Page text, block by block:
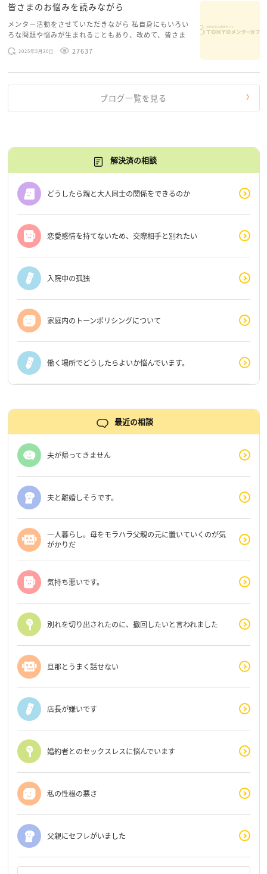
皆さまのお悩みを読みながら
メンター活動をさせていただきながら 私自身にもいろい
ろな問題や悩みが生まれることもあり、改めて、皆さま
のお悩みを読みながら 「みんな、もがいてる。わたし
だけじゃないんだな」と、逆に励まされるような日々で
2025年5月20日 27637
ブログ一覧を見る
解決済の相談
どうしたら親と大人同士の関係をできるのか
恋愛感情を持てないため、交際相手と別れたい
入院中の孤独
家庭内のトーンポリシングについて
働く場所でどうしたらよいか悩んでいます。
最近の相談
夫が帰ってきません
夫と離婚しそうです。
一人暮らし。母をモラハラ父親の元に置いていくのが気
がかりだ
気持ち悪いです。
別れを切り出されたのに、撤回したいと言われました
旦那とうまく話せない
店長が嫌いです
婚約者とのセックスレスに悩んでいます
私の性根の悪さ
父親にセフレがいました